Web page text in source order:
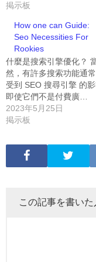
掲示板
How one can Guide:
Seo Necessities For
Rookies
什麼是搜索引擎優化？
然，有許多搜索功能通
受到 SEO 搜尋引擎 的影
即使它們不是付費廣…
2023年5月25日
掲示板
この記事を書いた